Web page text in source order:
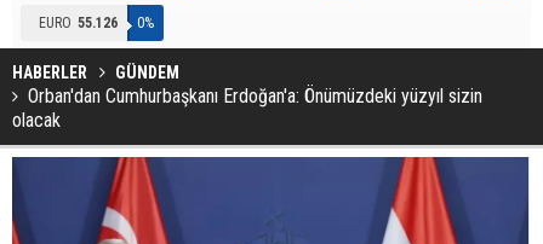
EURO 55.126 0%
HABERLER GÜNDEM
Orban'dan Cumhurbaşkanı Erdoğan'a: Önümüzdeki yüzyıl sizin
olacak